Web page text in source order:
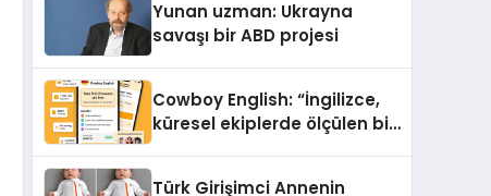
Yunan uzman: Ukrayna
savaşı bir ABD projesi
Cowboy English: “İngilizce,
küresel ekiplerde ölçülen bir
Türk Girişimci Annenin